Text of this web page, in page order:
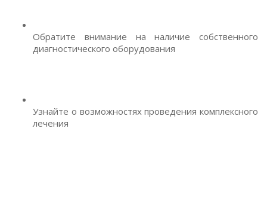
Обратите внимание на наличие собственного
диагностического оборудования
Узнайте о возможностях проведения комплексного
лечения